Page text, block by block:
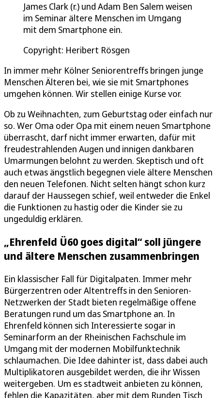
James Clark (r.) und Adam Ben Salem weisen
im Seminar ältere Menschen im Umgang
mit dem Smartphone ein.
Copyright: Heribert Rösgen
In immer mehr Kölner Seniorentreffs bringen junge
Menschen Älteren bei, wie sie mit Smartphones
umgehen können. Wir stellen einige Kurse vor.
Ob zu Weihnachten, zum Geburtstag oder einfach nur
so. Wer Oma oder Opa mit einem neuen Smartphone
überrascht, darf nicht immer erwarten, dafür mit
freudestrahlenden Augen und innigen dankbaren
Umarmungen belohnt zu werden. Skeptisch und oft
auch etwas ängstlich begegnen viele ältere Menschen
den neuen Telefonen. Nicht selten hängt schon kurz
darauf der Haussegen schief, weil entweder die Enkel
die Funktionen zu hastig oder die Kinder sie zu
ungeduldig erklären.
„Ehrenfeld Ü60 goes digital“ soll jüngere
und ältere Menschen zusammenbringen
Ein klassischer Fall für Digitalpaten. Immer mehr
Bürgerzentren oder Altentreffs in den Senioren-
Netzwerken der Stadt bieten regelmäßige offene
Beratungen rund um das Smartphone an. In
Ehrenfeld können sich Interessierte sogar in
Seminarform an der Rheinischen Fachschule im
Umgang mit der modernen Mobilfunktechnik
schlaumachen. Die Idee dahinter ist, dass dabei auch
Multiplikatoren ausgebildet werden, die ihr Wissen
weitergeben. Um es stadtweit anbieten zu können,
fehlen die Kapazitäten, aber mit dem Runden Tisch